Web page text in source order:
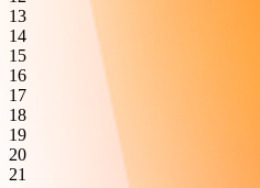
13
14
15
16
17
18
19
20
21